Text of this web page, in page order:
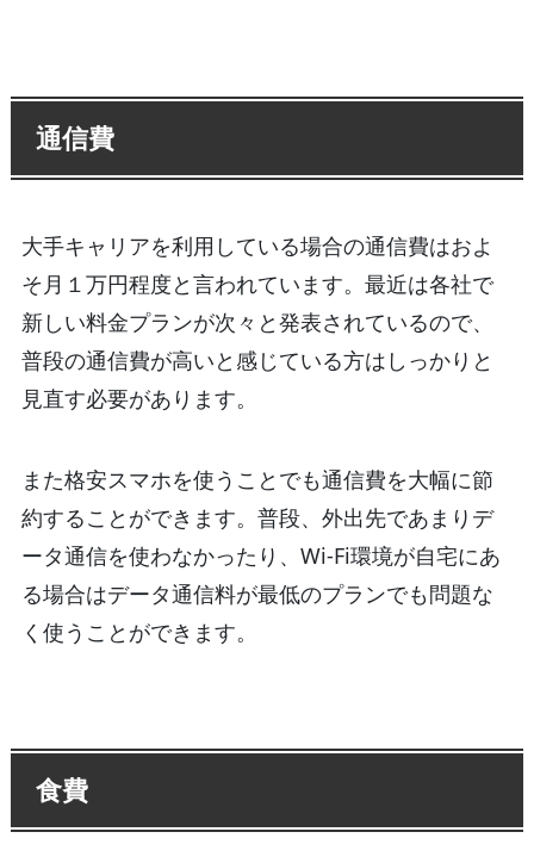
通信費
大手キャリアを利用している場合の通信費はおよ
そ月１万円程度と言われています。最近は各社で
新しい料金プランが次々と発表されているので、
普段の通信費が高いと感じている方はしっかりと
見直す必要があります。
また格安スマホを使うことでも通信費を大幅に節
約することができます。普段、外出先であまりデ
ータ通信を使わなかったり、Wi-Fi環境が自宅にあ
る場合はデータ通信料が最低のプランでも問題な
く使うことができます。
食費